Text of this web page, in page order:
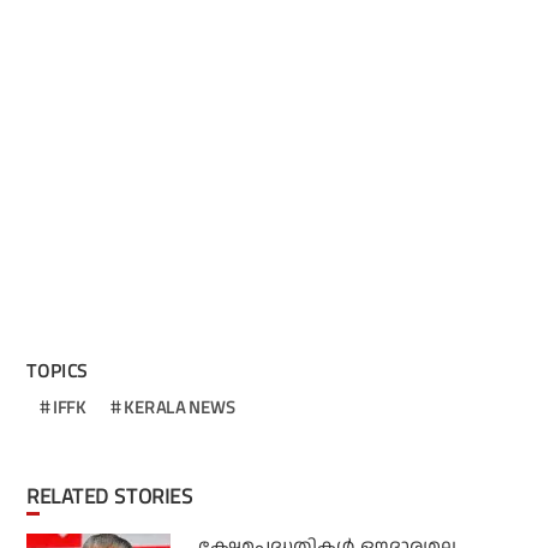
TOPICS
IFFK KERALA NEWS
RELATED STORIES